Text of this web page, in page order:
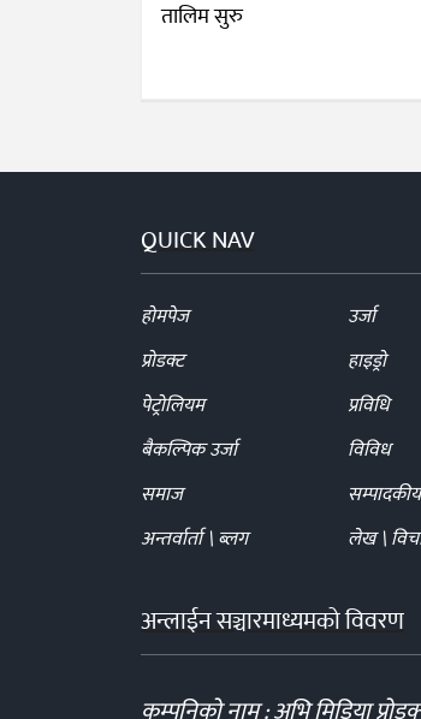
QUICK NAV
होमपेज
उर्जा
प्रोडक्ट
हाइड्रो
पेट्रोलियम
प्रविधि
बैकल्पिक उर्जा
विविध
समाज
सम्पादकीय
अन्तर्वार्ता \ ब्लग
लेख \
अन्लाईन सञ्चारमाध्यमको विवरण